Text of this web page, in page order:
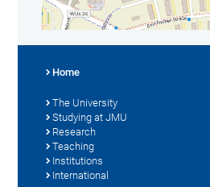
Home
The University
Studying at JMU
Research
Teaching
Institutions
International